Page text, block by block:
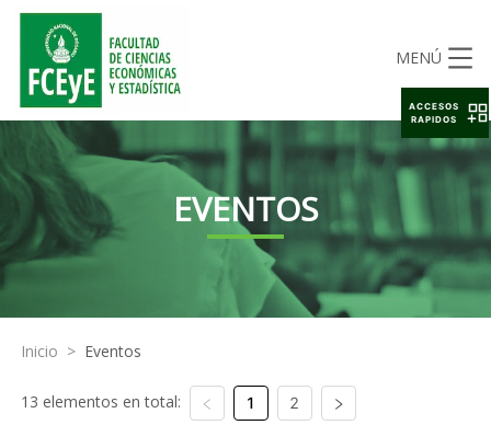
MENÚ
EVENTOS
Inicio > Eventos
13 elementos en total: 1 2
ACCESOS
RAPIDOS